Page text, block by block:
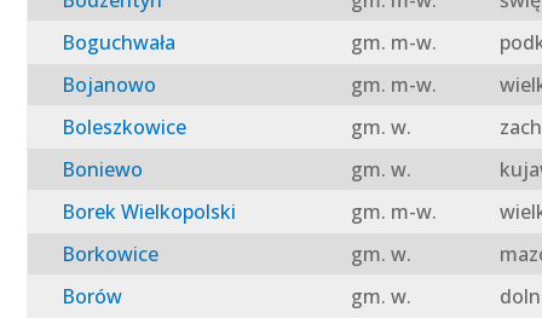
Boguchwała
gm. m-w.
Bojanowo
gm. m-w.
Boleszkowice
gm. w.
Boniewo
gm. w.
Borek Wielkopolski
gm. m-w.
Borkowice
gm. w.
Borów
gm. w.